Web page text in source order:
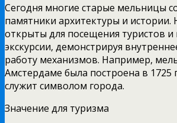
Сегодня многие старые мельницы
памятники архитектуры и истории.
открыты для посещения туристов и
экскурсии, демонстрируя
работу механизмов. Например,
Амстердаме была построена в 1725
служит символом города.
Значение для туризма